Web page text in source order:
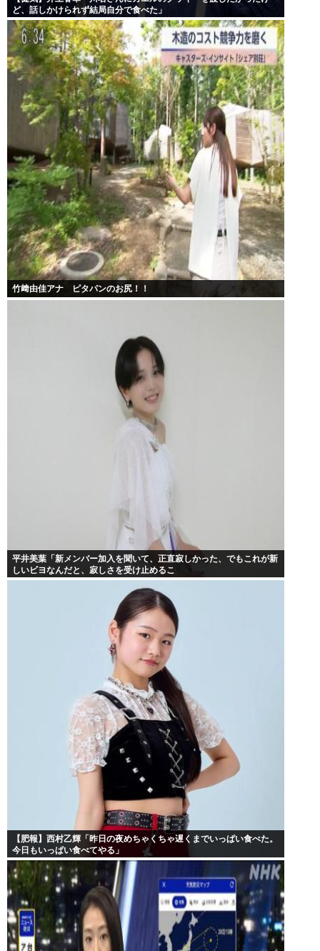
ど、話しかけられず結局自分で食べた」
竹﨑由佳アナ ピタパンのお尻！！
平井美葉「新メンバー加入を聞いて、正直寂しかった、でもこれが新
しいビヨなんだと、寂しさを受け止めるこ
【肥報】西村乙輝「昨日の夜めちゃくちゃ遅くまでいっぱい食べた。
今日もいっぱい食べてやる」